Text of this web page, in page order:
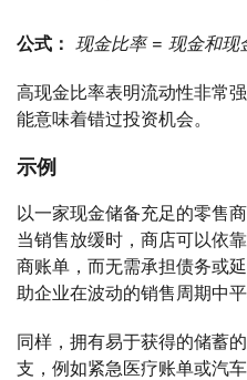
公式： 现金比率 = 现金和现
高现金比率表明流动性非常
能意味着错过投资机会。
示例
以一家现金储备充足的零售
当销售放缓时，商店可以依
商账单，而无需承担债务或
助企业在波动的销售周期中平
同样，拥有易于获得的储蓄
支，例如紧急医疗账单或汽